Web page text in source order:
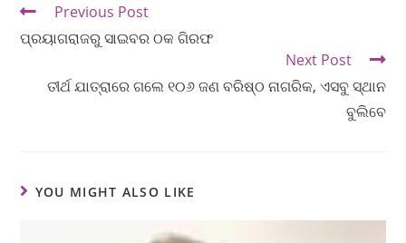
Previous Post
ପ୍ରୟାଗରାଜରୁ ସାଇବର ଠକ ଗିରଫ
Next Post
ତୀର୍ଥ ଯାତ୍ରାରେ ଗଲେ ୧୦୬ ଜଣ ବରିଷ୍ଠ ନାଗରିକ, ଏସବୁ ସ୍ଥାନ
ବୁଲିବେ
YOU MIGHT ALSO LIKE